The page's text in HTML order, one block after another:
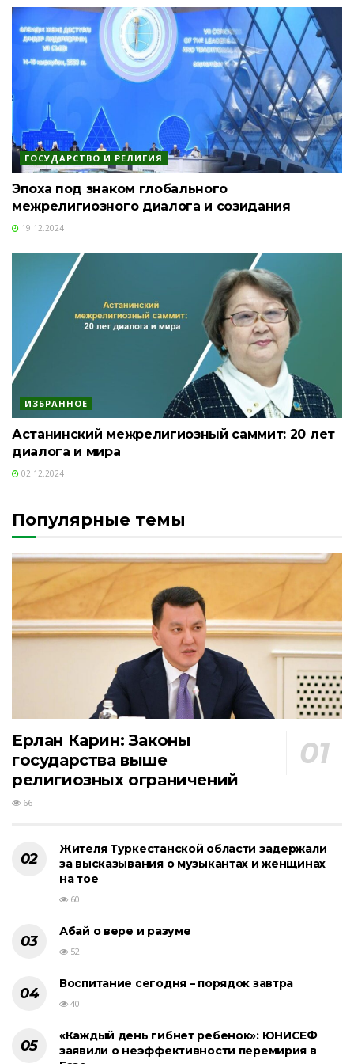
ГОСУДАРСТВО И РЕЛИГИЯ
Эпоха под знаком глобального
межрелигиозного диалога и созидания
19.12.2024
ИЗБРАННОЕ
Астанинский межрелигиозный саммит: 20 лет
диалога и мира
02.12.2024
Популярные темы
Ерлан Карин: Законы
государства выше
религиозных ограничений
66
Жителя Туркестанской области задержали
за высказывания о музыкантах и женщинах
на тое
60
Абай о вере и разуме
52
Воспитание сегодня – порядок завтра
40
«Каждый день гибнет ребенок»: ЮНИСЕФ
заявили о неэффективности перемирия в